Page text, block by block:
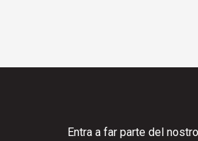
Entra a far parte del